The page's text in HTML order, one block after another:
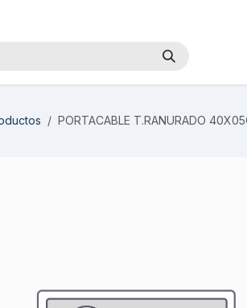
PORTACABLE T.RANURADO